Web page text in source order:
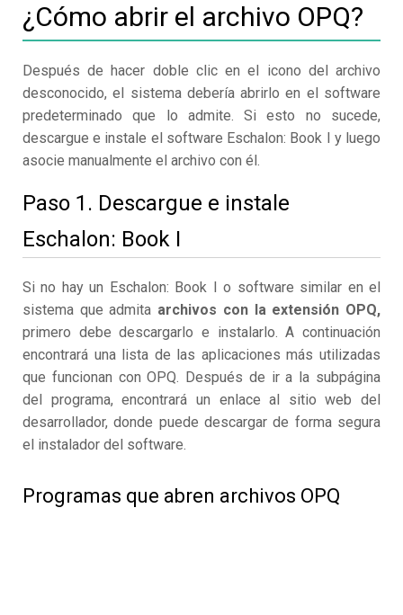
¿Cómo abrir el archivo OPQ?
Después de hacer doble clic en el icono del archivo
desconocido, el sistema debería abrirlo en el software
predeterminado que lo admite. Si esto no sucede,
descargue e instale el software Eschalon: Book I y luego
asocie manualmente el archivo con él.
Paso 1. Descargue e instale
Eschalon: Book I
Si no hay un Eschalon: Book I o software similar en el
sistema que admita archivos con la extensión OPQ,
primero debe descargarlo e instalarlo. A continuación
encontrará una lista de las aplicaciones más utilizadas
que funcionan con OPQ. Después de ir a la subpágina
del programa, encontrará un enlace al sitio web del
desarrollador, donde puede descargar de forma segura
el instalador del software.
Programas que abren archivos OPQ